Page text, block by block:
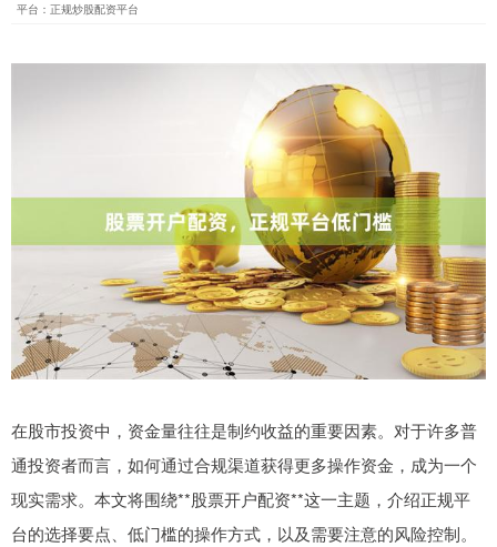
平台：正规炒股配资平台
在股市投资中，资金量往往是制约收益的重要因素。对于许多普
通投资者而言，如何通过合规渠道获得更多操作资金，成为一个
现实需求。本文将围绕**股票开户配资**这一主题，介绍正规平
台的选择要点、低门槛的操作方式，以及需要注意的风险控制。